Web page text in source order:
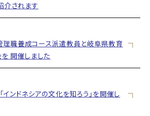
されます
職養成コース派遣教員と岐阜県教育
開催しました
インドネシアの文化を知ろう」を開催し